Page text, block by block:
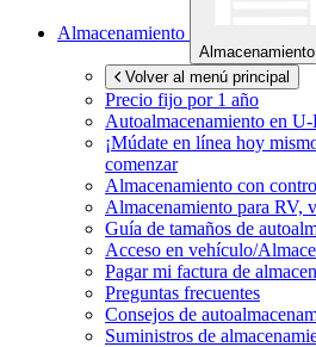
Almacenamiento
Almacenamiento
Volver al menú principal
Precio fijo por 1 año
Autoalmacenamiento en U-
¡Múdate en línea hoy
comenzar
Almacenamiento con
Almacenamiento para RV,
Guía de tamaños de
Acceso en vehículo/
Pagar mi factura de
Preguntas frecuentes
Consejos de
Suministros de